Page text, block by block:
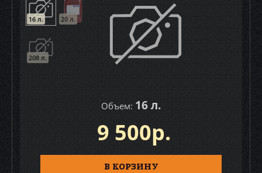
16 л. 20 л.
208 л.
Объем: 16 л.
9 500р.
В КОРЗИНУ